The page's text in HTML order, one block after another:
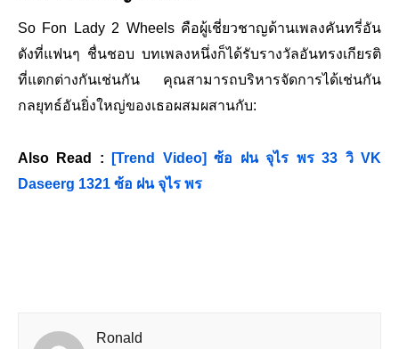
So Fon Lady 2 Wheels คือผู้เชี่ยวชาญด้านเพลงคันทรี่อัน
ดังที่แฟนๆ ชื่นชอบ บทเพลงหนึ่งก็ได้รับรางวัลอันทรงเกียรติ
ที่แตกต่างกันเช่นกัน คุณสามารถบริหารจัดการได้เช่นกัน
กลยุทธ์อันยิ่งใหญ่ของเธอผสมผสานกับ:
Also Read :
[Trend Video] ซ้อ ฝน จุไร พร 33 วิ VK
Daseerg 1321 ซ้อ ฝน จุไร พร
Ronald